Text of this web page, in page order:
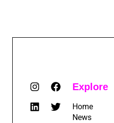
Explore
Home
News